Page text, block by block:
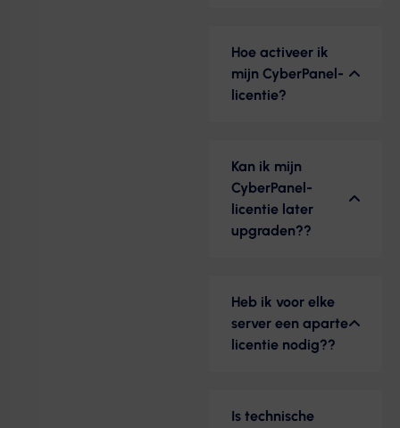
Hoe activeer ik
mijn CyberPanel-
licentie?
Kan ik mijn
CyberPanel-
licentie later
upgraden??
Heb ik voor elke
server een aparte
licentie nodig??
Is technische